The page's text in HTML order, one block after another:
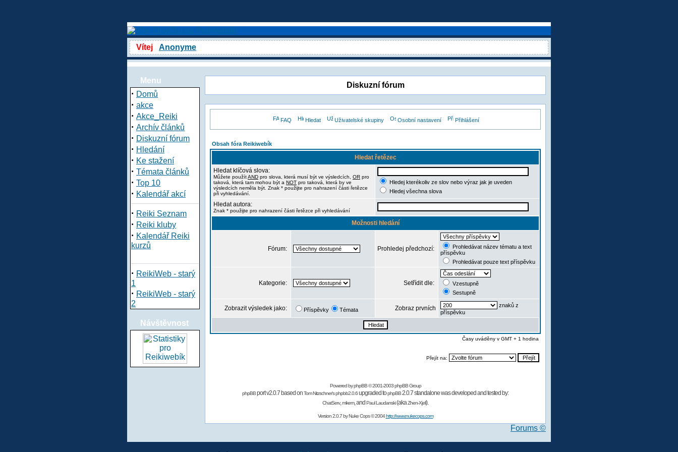
Vítej Anonyme
Menu
· Domů
· akce
· Akce_Reiki
· Archív článků
· Diskuzní fórum
· Hledání
· Ke stažení
· Témata článků
· Top 10
· Kalendář akcí
· Reiki Seznam
· Reiki kluby
· Kalendář Reiki
kurzů
· ReikiWeb - starý
1
· ReikiWeb - starý
2
Návštěvnost
Diskuzní fórum
FAQ Hledat Uživatelské skupiny Osobní nastavení Přihlášení
Obsah fóra Reikiwebík
Hledat řetězec
Hledat klíčová slova:
Můžete použítAND pro slova, která musí být ve výsledcích, OR pro
taková, která tam mohou být a NOT pro taková, která by ve
výsledcích neměla být. Znak * použijte pro nahrazení části řetězce
při vyhledávání.
Hledej kterékoliv ze slov nebo výraz jak je uveden
Hledej všechna slova
Hledat autora:
Znak * použijte pro nahrazení části řetězce při vyhledávání
Možnosti hledání
Fórum: Prohledej předchozí:
Prohledávat název tématu a text
příspěvku
Prohledávat pouze text příspěvku
Kategorie: Setřídit dle:
Vzestupně
Sestupně
Zobrazit výsledek jako: Příspěvky Témata Zobraz prvních
znaků z
příspěvku
Časy uváděny v GMT + 1 hodina
Přejít na:
Powered byphpBB© 2001-2003 phpBB Group
phpBBport v2.0.7 based onTom Nitzschner'sphpbb2.0.6upgraded tophpBB2.0.7 standalone was developed and tested by:
ChatServ,mikem,and Paul Laudanski(akaZhen-Xjell).
Version 2.0.7 byNuke Cops© 2004http://www.nukecops.com
Forums ©